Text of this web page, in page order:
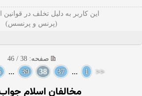
این کاربر به دلیل تخلف در
(پرنس و پرنسس)
صفحه: 38 / 46
<<
1
...
37
38
39
...
مخالفان اسلام